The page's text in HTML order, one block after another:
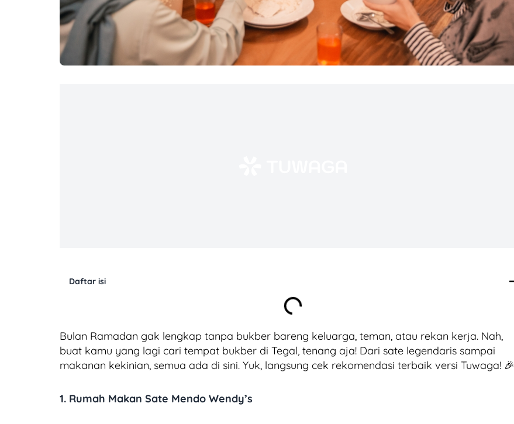
Daftar isi
Bulan Ramadan gak lengkap tanpa bukber bareng keluarga, teman, atau rekan kerja. Nah,
buat kamu yang lagi cari tempat bukber di Tegal, tenang aja! Dari sate legendaris sampai
makanan kekinian, semua ada di sini. Yuk, langsung cek rekomendasi terbaik versi Tuwaga! 🎉
1. Rumah Makan Sate Mendo Wendy’s